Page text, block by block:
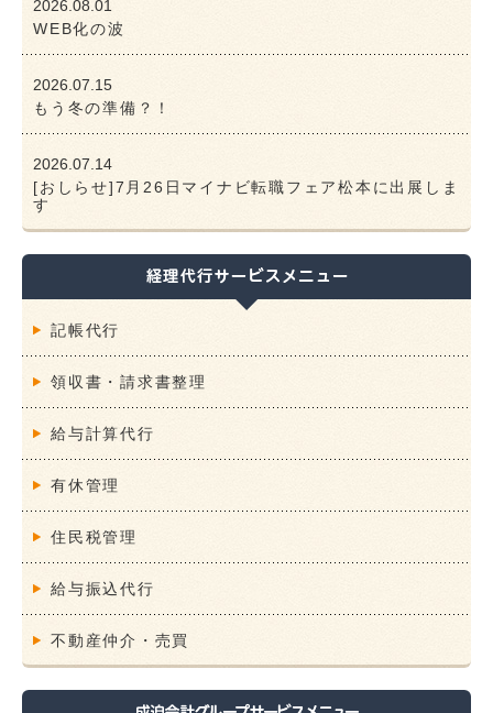
2026.08.01
WEB化の波
2026.07.15
もう冬の準備？！
2026.07.14
[おしらせ]7月26日マイナビ転職フェア松本に出展しま
す
記帳代行
領収書・請求書整理
給与計算代行
有休管理
住民税管理
給与振込代行
不動産仲介・売買